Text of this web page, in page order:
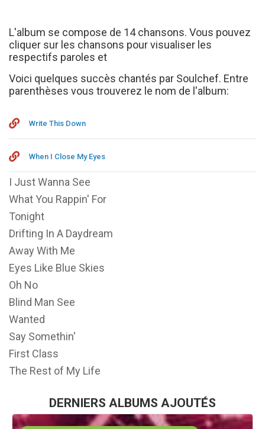
L'album se compose de 14 chansons. Vous pouvez
cliquer sur les chansons pour visualiser les
respectifs paroles et
Voici quelques succès chantés par Soulchef. Entre
parenthèses vous trouverez le nom de l'album:
Write This Down
When I Close My Eyes
I Just Wanna See
What You Rappin' For
Tonight
Drifting In A Daydream
Away With Me
Eyes Like Blue Skies
Oh No
Blind Man See
Wanted
Say Somethin'
First Class
The Rest of My Life
DERNIERS ALBUMS AJOUTÉS